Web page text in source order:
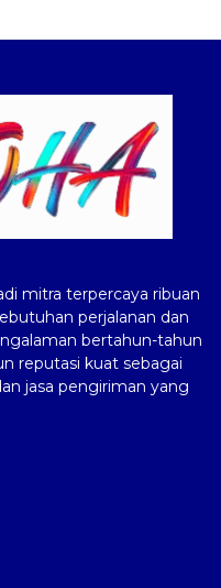
mitra terpercaya ribuan
perjalanan dan
bertahun-tahun
reputasi kuat sebagai
jasa pengiriman yang